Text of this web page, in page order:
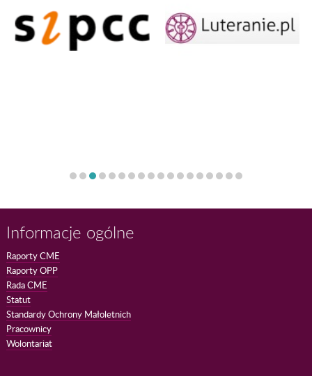
Informacje ogólne
Raporty CME
Raporty OPP
Rada CME
Statut
Standardy Ochrony Małoletnich
Pracownicy
Wolontariat